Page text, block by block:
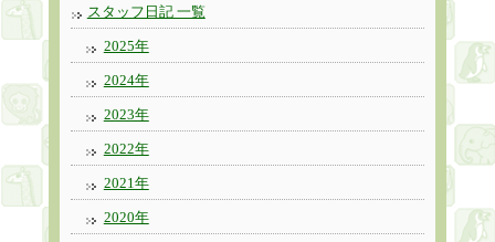
スタッフ日記 一覧
2025年
2024年
2023年
2022年
2021年
2020年